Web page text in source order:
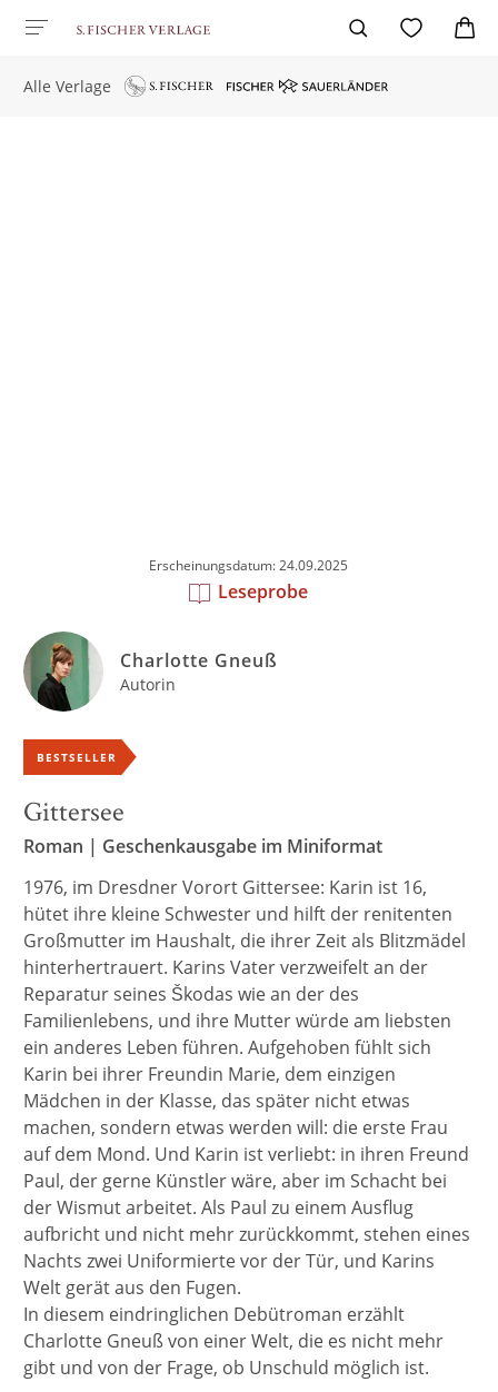
Alle Verlage
Erscheinungsdatum: 24.09.2025
Leseprobe
Charlotte Gneuß
Autorin
BESTSELLER
Gittersee
Roman | Geschenkausgabe im Miniformat
1976, im Dresdner Vorort Gittersee: Karin ist 16,
hütet ihre kleine Schwester und hilft der renitenten
Großmutter im Haushalt, die ihrer Zeit als Blitzmädel
hinterhertrauert. Karins Vater verzwei­felt an der
Reparatur seines Škodas wie an der des
Familienlebens, und ihre Mutter würde am liebsten
ein anderes Leben führen. Aufgehoben fühlt sich
Karin bei ihrer Freundin Marie, dem einzigen
Mädchen in der Klasse, das später nicht etwas
machen, sondern etwas werden will: die erste Frau
auf dem Mond. Und Karin ist verliebt: in ihren Freund
Paul, der gerne Künstler wäre, aber im Schacht bei
der Wismut arbeitet. Als Paul zu einem Ausflug
aufbricht und nicht mehr zurückkommt, stehen eines
Nachts zwei Uniformierte vor der Tür, und Karins
Welt gerät aus den Fugen.
In diesem eindringlichen Debütroman erzählt
Charlotte Gneuß von einer Welt, die es nicht mehr
gibt und von der Frage, ob Unschuld möglich ist.